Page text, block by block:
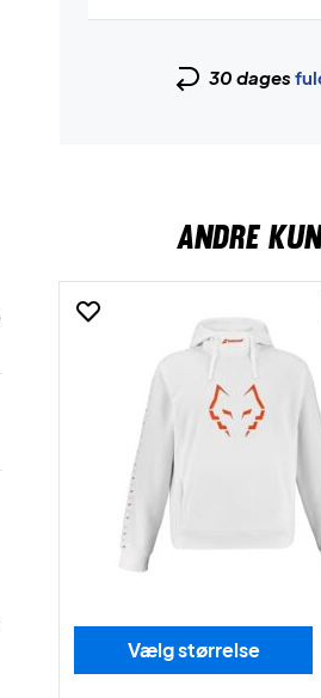
30 dages
ANDRE
Vælg størrelse